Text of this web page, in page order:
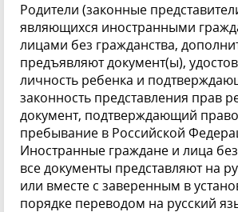
Родители (законные
являющихся иностранными
лицами без гражданства,
предъявляют документ(ы),
личность ребенка и
законность представления прав
документ, подтверждающий право
пребывание в Российской
Иностранные граждане и лица
все документы представляют на
или вместе с заверенным в
порядке переводом на русский